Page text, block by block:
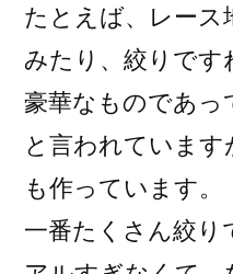
たとえば、レース
みたり、絞りです
豪華なものであっ
と言われていま
も作っています。
一番たくさん絞り